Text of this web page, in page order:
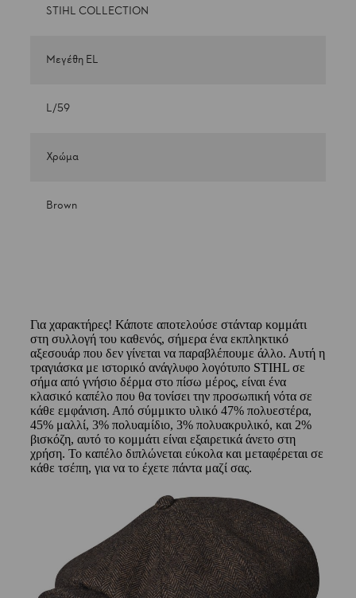
STIHL COLLECTION
Μεγέθη EL
L/59
Χρώμα
Brown
Για χαρακτήρες! Κάποτε αποτελούσε στάνταρ κομμάτι
στη συλλογή του καθενός, σήμερα ένα εκπληκτικό
αξεσουάρ που δεν γίνεται να παραβλέπουμε άλλο. Αυτή η
τραγιάσκα με ιστορικό ανάγλυφο λογότυπο STIHL σε
σήμα από γνήσιο δέρμα στο πίσω μέρος, είναι ένα
κλασικό καπέλο που θα τονίσει την προσωπική νότα σε
κάθε εμφάνιση. Από σύμμικτο υλικό 47% πολυεστέρα,
45% μαλλί, 3% πολυαμίδιο, 3% πολυακρυλικό, και 2%
βισκόζη, αυτό το κομμάτι είναι εξαιρετικά άνετο στη
χρήση. Το καπέλο διπλώνεται εύκολα και μεταφέρεται σε
κάθε τσέπη, για να το έχετε πάντα μαζί σας.